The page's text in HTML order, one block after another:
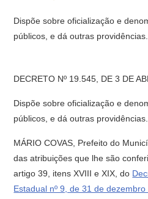
Dispõe sobre oficialização e
públicos, e dá outras providências.
DECRETO Nº 19.545, DE 3 DE
Dispõe sobre oficialização e
públicos, e dá outras providências.
MÁRIO COVAS, Prefeito do
das atribuições que lhe são
artigo 39, itens XVIII e XIX, do
Estadual nº 9, de 31 de dezembro